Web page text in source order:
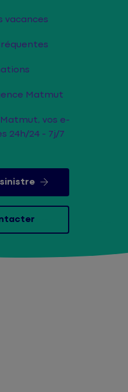
vacances
Matmut
vos e-
24h/24 - 7j/7